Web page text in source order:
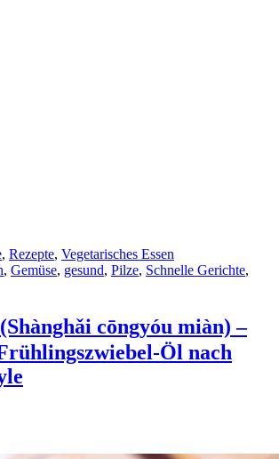
, Rezepte, Vegetarisches Essen
, Gemüse, gesund, Pilze, Schnelle Gerichte,
cōngyóu miàn) –
Öl nach